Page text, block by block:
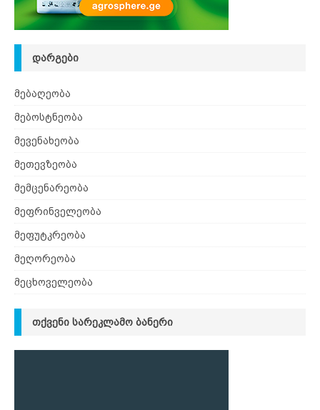
ᲓᲐᲠᲒᲔᲑᲘ
მებაღეობა
მებოსტნეობა
მევენახეობა
მეთევზეობა
მემცენარეობა
მეფრინველეობა
მეფუტკრეობა
მეღორეობა
მეცხოველეობა
ᲗᲥᲕᲔᲜᲘ ᲡᲐᲠᲔᲙᲚᲐᲛᲝ ᲑᲐᲜᲔᲠᲘ